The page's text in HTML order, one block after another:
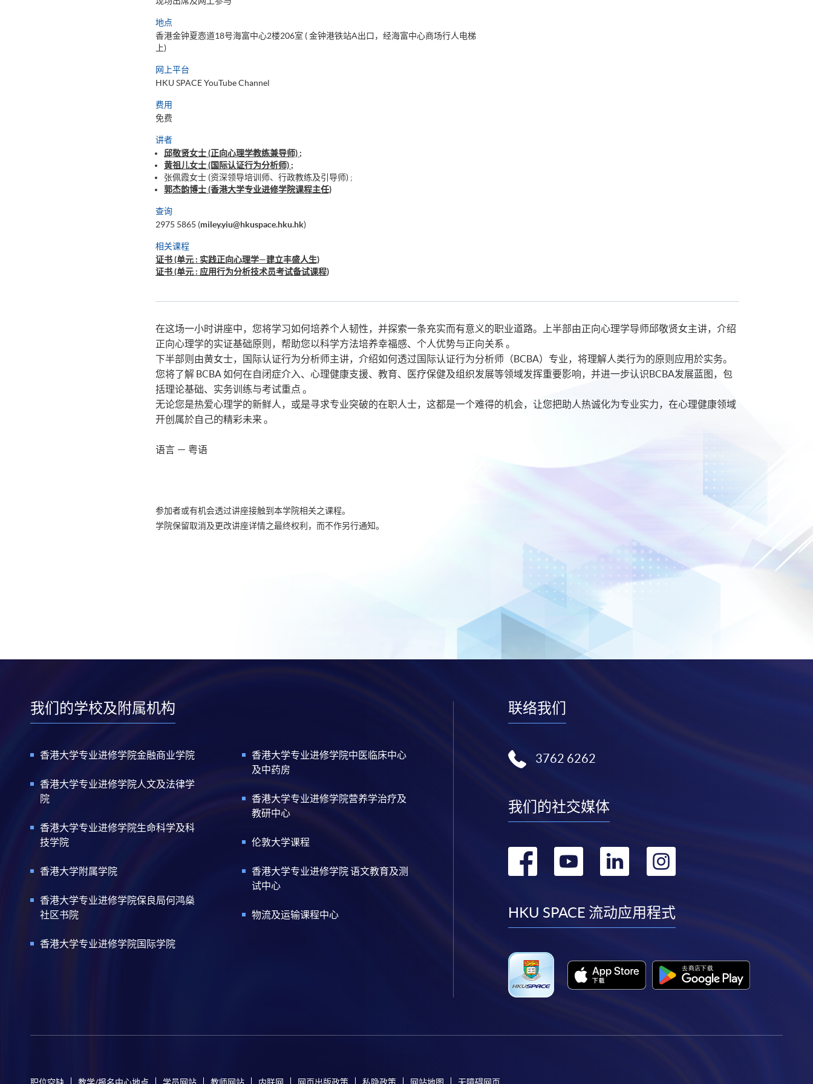
地点
香港金钟夏悫道18号海富中心2楼206室 ( 金钟港铁站A出口，经海富中心商场行人电梯
上)
网上平台
HKU SPACE YouTube Channel
费用
免费
讲者
邱敬贤女士 (正向心理学教练兼导师) ;
黄祖儿女士 (国际认证行为分析师) ;
张佩霞女士 (资深领导培训师、行政教练及引导师) ;
郭杰韵博士 (香港大学专业进修学院课程主任)
查询
2975 5865 (miley.yiu@hkuspace.hku.hk)
相关课程
证书 (单元 : 实践正向心理学—建立丰盛人生)
证书 (单元 : 应用行为分析技术员考试备试课程)
在这场一小时讲座中，您将学习如何培养个人韧性，并探索一条充实而有意义的职业道路。上半部由正向心理学导师邱敬贤女主讲，介绍
正向心理学的实证基础原则，帮助您以科学方法培养幸福感、个人优势与正向关系 。
下半部则由黄女士，国际认证行为分析师主讲，介绍如何透过国际认证行为分析师（BCBA）专业，将理解人类行为的原则应用於实务。
您将了解 BCBA 如何在自闭症介入、心理健康支援、教育、医疗保健及组织发展等领域发挥重要影响，并进一步认识BCBA发展蓝图，包
括理论基础、实务训练与考试重点 。
无论您是热爱心理学的新鲜人，或是寻求专业突破的在职人士，这都是一个难得的机会，让您把助人热诚化为专业实力，在心理健康领域
开创属於自己的精彩未来 。
语言 － 粤语
参加者或有机会透过讲座接触到本学院相关之课程。
学院保留取消及更改讲座详情之最终权利，而不作另行通知。
我们的学校及附属机构
香港大学专业进修学院金融商业学院
香港大学专业进修学院人文及法律学
院
香港大学专业进修学院生命科学及科
技学院
香港大学附属学院
香港大学专业进修学院保良局何鸿燊
社区书院
香港大学专业进修学院国际学院
香港大学专业进修学院中医临床中心
及中药房
香港大学专业进修学院营养学治疗及
教研中心
伦敦大学课程
香港大学专业进修学院 语文教育及测
试中心
物流及运输课程中心
联络我们
3762 6262
我们的社交媒体
转
facebook
转
youtube
转
linkedininstagram
HKU SPACE 流动应用程式